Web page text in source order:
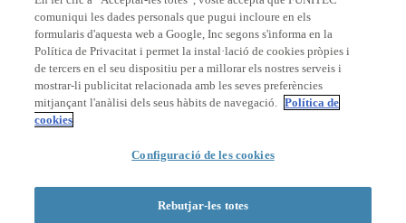
Membre de
Acreditacions
© 2026 La Salle Campus Barcelona - URL |Avís legal
Formulari de cerca
comuniqui les dades personals que pugui incloure en els
formularis d'aquesta web a Google, Inc segons s'informa en la
Política de Privacitat i permet la instal·lació de cookies pròpies i
de tercers en el seu dispositiu per a millorar els nostres serveis i
mostrar-li publicitat relacionada amb les seves preferències
mitjançant l'anàlisi dels seus hàbits de navegació. Política de
cookies
Configuració de les cookies
Rebutjar-les totes